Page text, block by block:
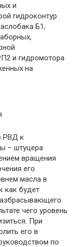
и
гидроконтур
Б1,
и гидромотора
на
РВД к
– штуцера
вращения
его
масла в
как будет
чего уровень
При
его в
по